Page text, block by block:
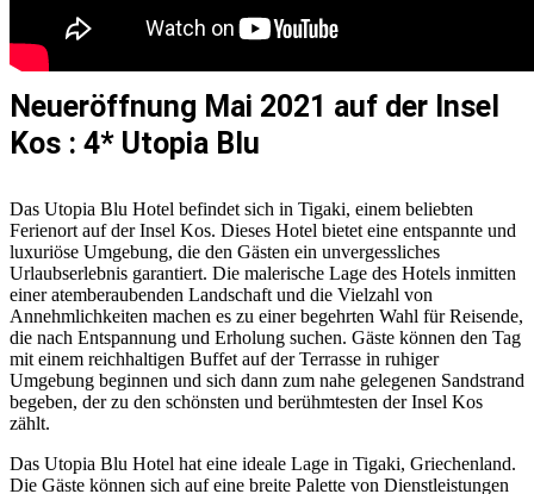
Neueröffnung Mai 2021 auf der Insel
Kos : 4* Utopia Blu
Das Utopia Blu Hotel befindet sich in Tigaki, einem beliebten
Ferienort auf der Insel Kos. Dieses Hotel bietet eine entspannte und
luxuriöse Umgebung, die den Gästen ein unvergessliches
Urlaubserlebnis garantiert. Die malerische Lage des Hotels inmitten
einer atemberaubenden Landschaft und die Vielzahl von
Annehmlichkeiten machen es zu einer begehrten Wahl für Reisende,
die nach Entspannung und Erholung suchen. Gäste können den Tag
mit einem reichhaltigen Buffet auf der Terrasse in ruhiger
Umgebung beginnen und sich dann zum nahe gelegenen Sandstrand
begeben, der zu den schönsten und berühmtesten der Insel Kos
zählt.
Das Utopia Blu Hotel hat eine ideale Lage in Tigaki, Griechenland.
Die Gäste können sich auf eine breite Palette von Dienstleistungen